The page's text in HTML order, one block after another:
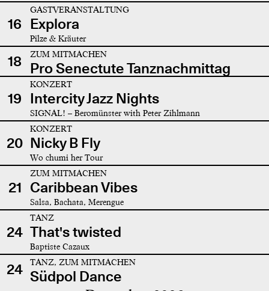
16
GASTVERANSTALTUNG
Explora
Pilze & Kräuter
18 ZUM MITMACHEN
Pro Senectute Tanznachmittag
19
KONZERT
Intercity Jazz Nights
SIGNAL! – Beromünster with Peter Zihlmann
20
KONZERT
Nicky B Fly
Wo chumi her Tour
21
ZUM MITMACHEN
Caribbean Vibes
Salsa, Bachata, Merengue
24
TANZ
That's twisted
Baptiste Cazaux
24 TANZ, ZUM MITMACHEN
Südpol Dance